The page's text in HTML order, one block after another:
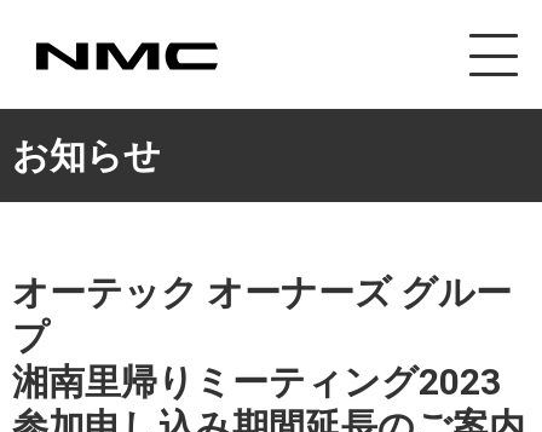
カスタマイズ事
お知らせ
オーテック オーナーズ グルー
プ
湘南里帰りミーティング2023